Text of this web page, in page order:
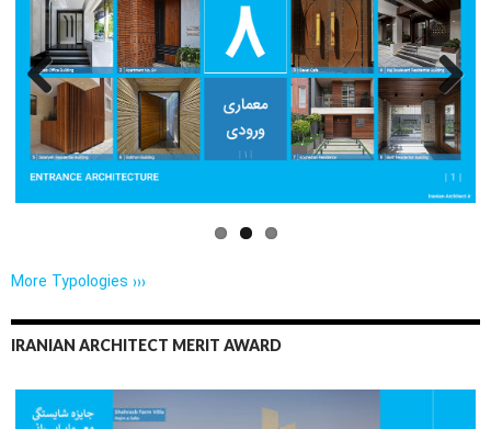
Previo
us
Next
More Typologies ›››
IRANIAN ARCHITECT MERIT AWARD